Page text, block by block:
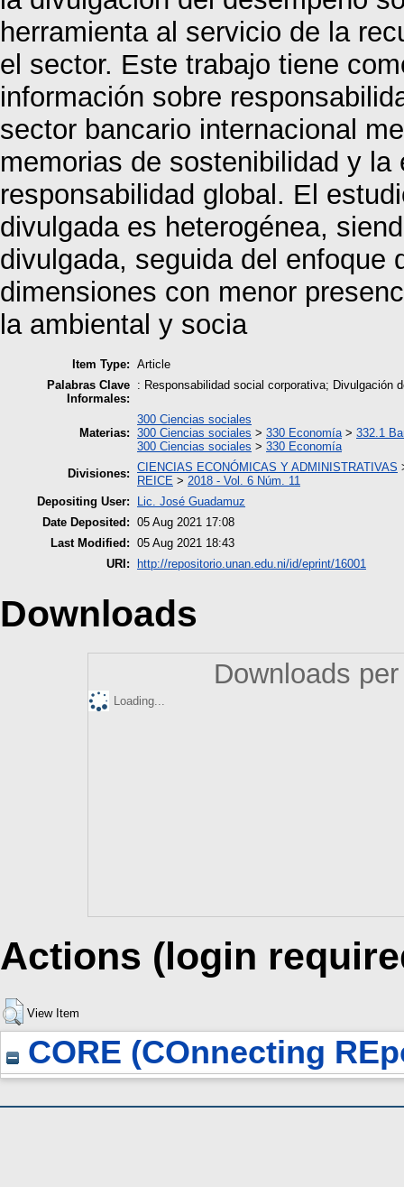
herramienta al servicio de la
el sector. Este trabajo tiene
información sobre
sector bancario internacional
memorias de sostenibilidad y
responsabilidad global. El
divulgada es heterogénea,
divulgada, seguida del enfoque
dimensiones con menor
la ambiental y socia
Item Type: Article
Palabras Clave
Informales:
: Responsabilidad social corporativa; Divulgación
Materias:
300 Ciencias sociales
300 Ciencias sociales > 330 Economía > 332.1
300 Ciencias sociales > 330 Economía
Divisiones: CIENCIAS ECONÓMICAS Y ADMINISTRATIVAS
REICE > 2018 - Vol. 6 Núm. 11
Depositing User:
Lic. José Guadamuz
Date Deposited: 05 Aug 2021 17:08
Last Modified: 05 Aug 2021 18:43
URI:
http://repositorio.unan.edu.ni/id/eprint/16001
Downloads
Downloads
Loading...
Actions (login
View Item
CORE (COnnecting